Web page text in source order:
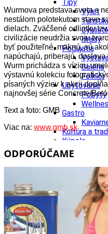
Tipy
Výlet
Hrady
Podujatia
Galéria
Folklór
Ubytovanie
Pobyty
Gastro
Kultúra a
Kúpele
Šport a
Školstvo
Ekonomika
Wurmova predstava sveta s
nestálom polotekutom stave
dielach. Zväčšené odliatky
civilizácie neudržia svoju
byť použiteľné, mäknú, sú
napúchajú, priberajú,
Wurm prichádza s víziou
výstavnú kolekciu
písaných výziev k akcii
najnovšej série Concrete/
Text a foto: GMB
Viac na: www.gmb.sk
ODPORÚČAME